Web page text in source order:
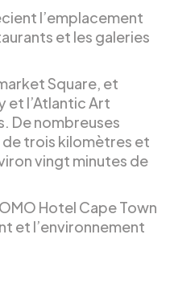
l’emplacement
et les galeries
Square, et
et l’Atlantic Art
De nombreuses
de trois kilomètres et
vingt minutes de
Hotel Cape Town
et l’environnement